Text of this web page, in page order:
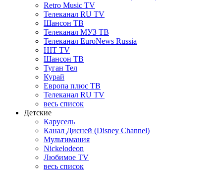
Retro Music TV
Телеканал RU TV
Шансон ТВ
Телеканал МУЗ ТВ
Телеканал EuroNews Russia
HIT TV
Шансон ТВ
Туган Тел
Курай
Европа плюс ТВ
Телеканал RU TV
весь список
Детские
Карусель
Канал Дисней (Disney Channel)
Мультимания
Nickelodeon
Любимое TV
весь список